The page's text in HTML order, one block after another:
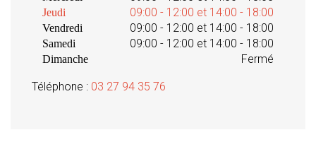
Jeudi 09:00 - 12:00 et 14:00 - 18:00
Vendredi 09:00 - 12:00 et 14:00 - 18:00
Samedi 09:00 - 12:00 et 14:00 - 18:00
Dimanche Fermé
Téléphone : 03 27 94 35 76